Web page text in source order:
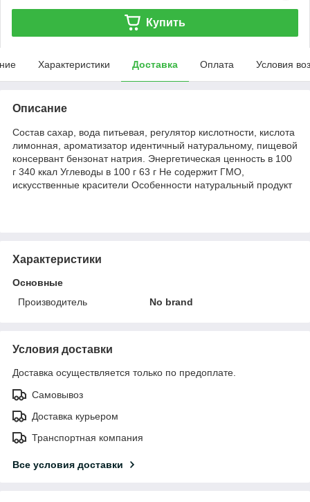
Купить
Характеристики Доставка Оплата Условия
Описание
Состав сахар, вода питьевая, регулятор кислотности, кислота
лимонная, ароматизатор идентичный натуральному, пищевой
консервант бензонат натрия. Энергетическая ценность в 100
г 340 ккал Углеводы в 100 г 63 г Не содержит ГМО,
искусственные красители Особенности натуральный продукт
Характеристики
Основные
Производитель
No brand
Условия доставки
Доставка осуществляется только по предоплате.
Самовывоз
Доставка курьером
Транспортная компания
Все условия доставки